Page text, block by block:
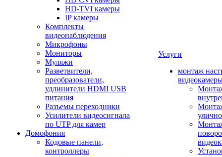
HD-TVI камеры
IP камеры
Комплекты
видеонаблюдения
Микрофоны
Мониторы
Муляжи
Разветвители,
преобразователи,
удлинители HDMI USB
питания
Разъемы переходники
Усилители видеосигнала
по UTP для камер
Домофония
Кодовые панели,
контроллеры
Услуги
монтаж